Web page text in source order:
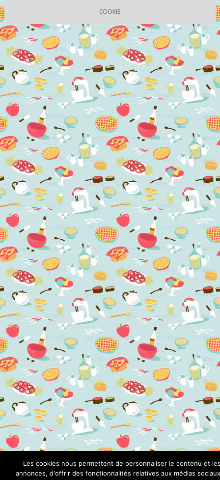
COOKIE
Les cookies nous permettent de personnaliser le contenu et
annonces, d'offrir des fonctionnalités relatives aux médias